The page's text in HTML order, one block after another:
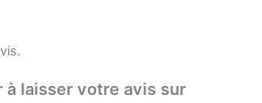
à laisser votre avis sur